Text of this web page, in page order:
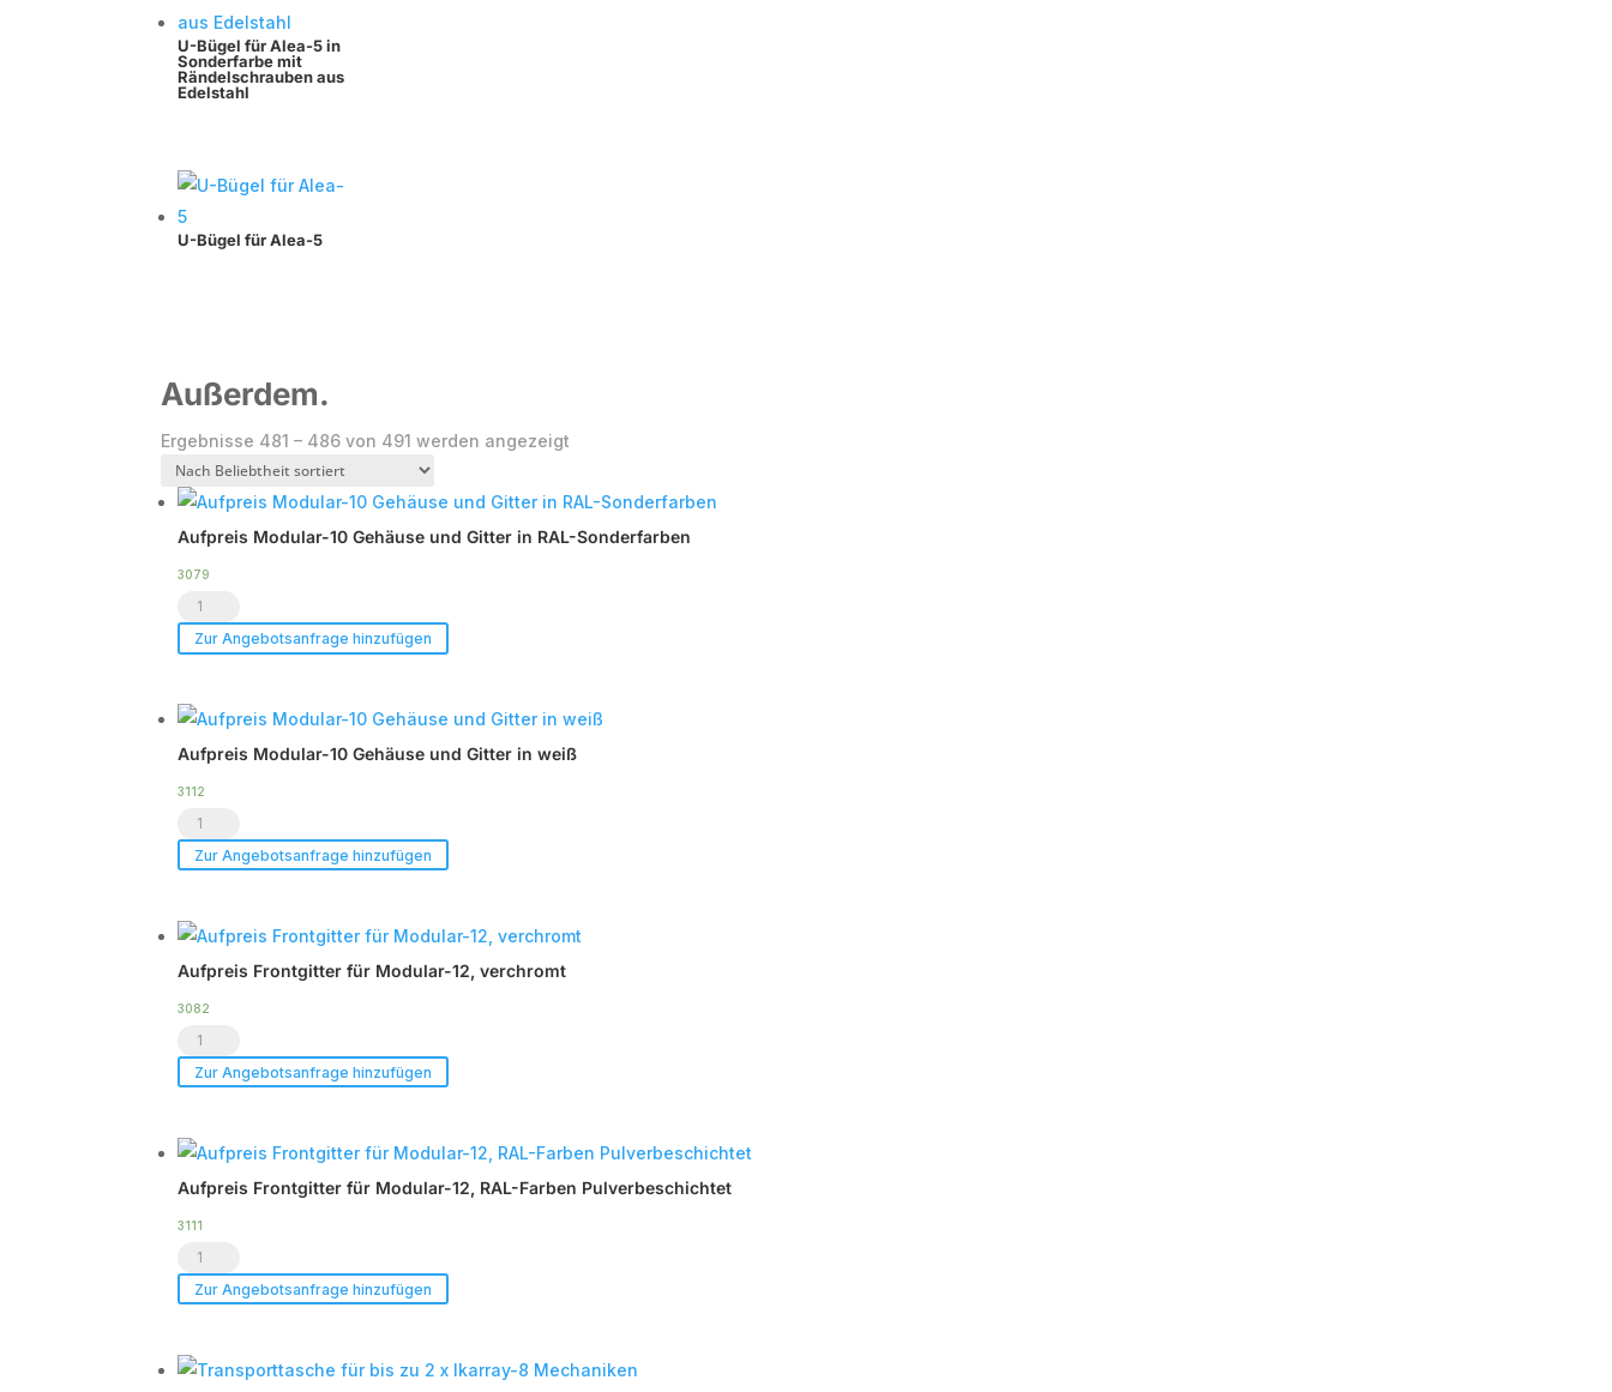
U-Bügel für Alea-5 in
Sonderfarbe mit
Rändelschrauben aus
Edelstahl
U-Bügel für Alea-5
Außerdem.
Ergebnisse 481 – 486 von 491 werden angezeigt
sortiert
Aufpreis Modular-10 Gehäuse und Gitter in RAL-Sonderfarben
3079
Aufpreis
Modular-
und
Gitter
in
RAL-
Sonderfarben
Zur Angebotsanfrage hinzufügen
Aufpreis Modular-10 Gehäuse und Gitter in weiß
3112
Aufpreis
Modular-
und
Gitter
in
weiß
Menge
Zur Angebotsanfrage hinzufügen
Aufpreis Frontgitter für Modular-12, verchromt
3082
Aufpreis
Frontgitter
12,
verchromt
Menge
Zur Angebotsanfrage hinzufügen
Aufpreis Frontgitter für Modular-12, RAL-Farben Pulverbeschichtet
3111
Aufpreis
Frontgitter
12,
Zur Angebotsanfrage hinzufügen